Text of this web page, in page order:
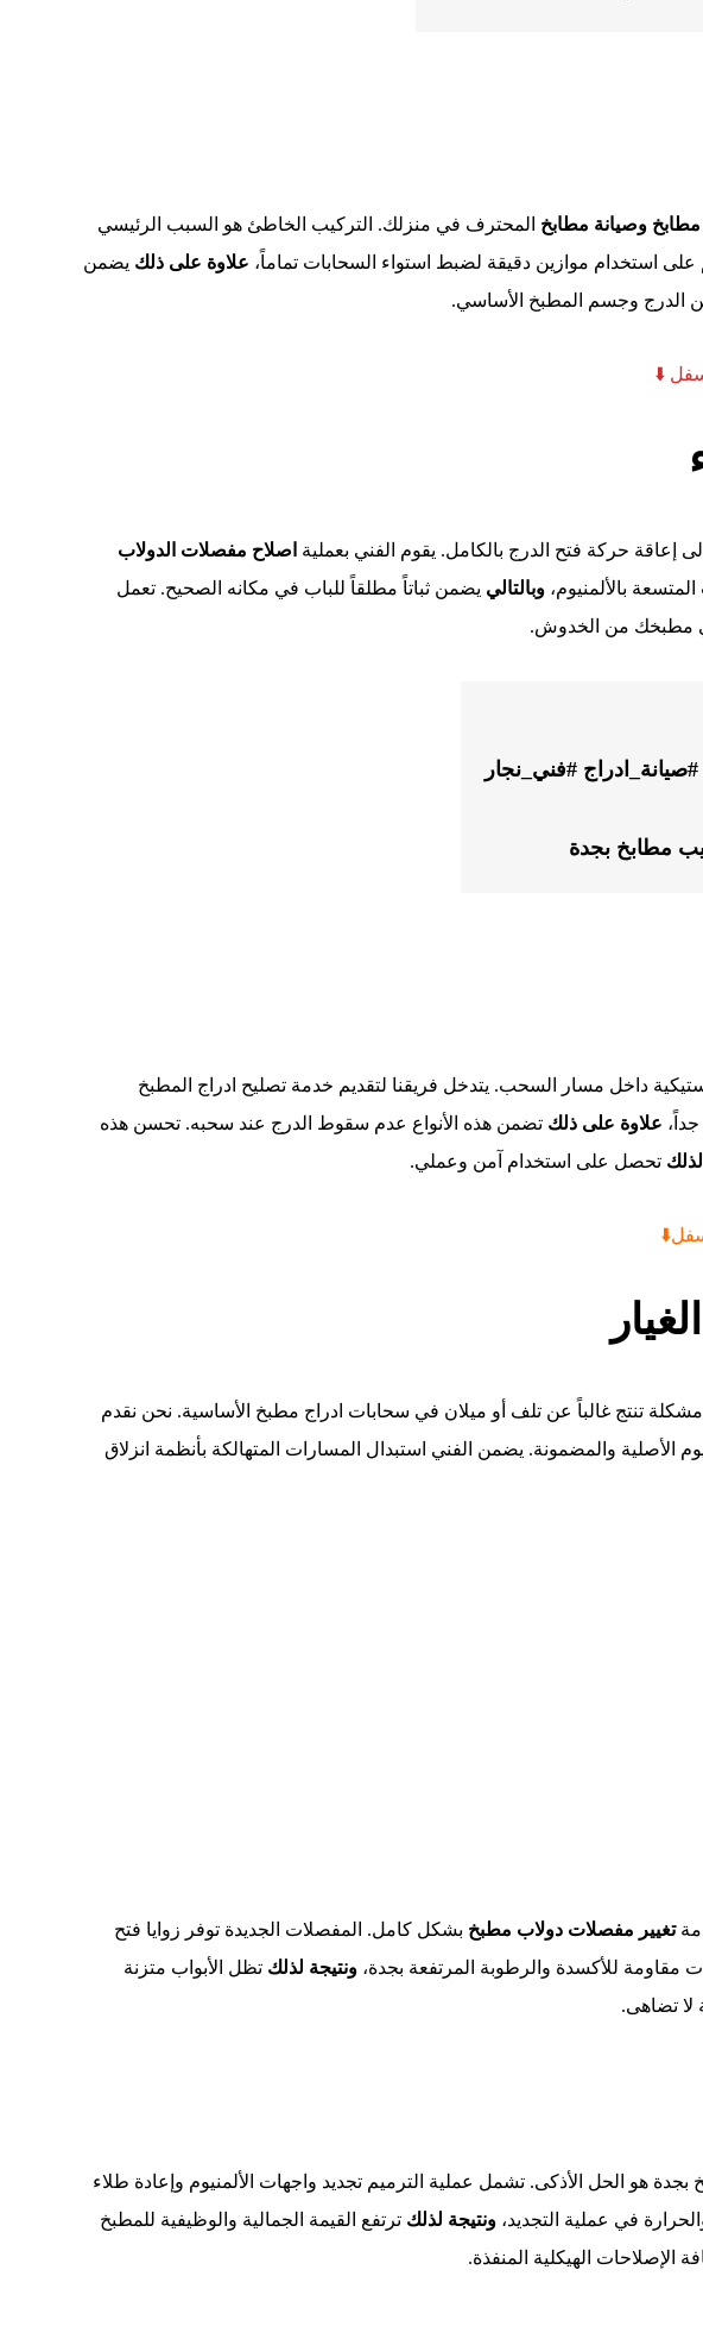
وصيانة مطابخ المحترف في منزلك. التركيب الخاطئ هو السبب الرئيسي
على استخدام موازين دقيقة لضبط استواء السحابات تماماً، علاوة على ذلك يضمن
الدرج وجسم المطبخ الأساسي.
⬇️
إعاقة حركة فتح الدرج بالكامل. يقوم الفني بعملية اصلاح مفصلات الدولاب
بالألمنيوم،وبالتالي يضمن ثباتاً مطلقاً للباب في مكانه الصحيح. تعمل
مطبخك من الخدوش.
#صيانة_ادراج #فني_نجار
مطابخ بجدة
داخل مسار السحب. يتدخل فريقنا لتقديم خدمة تصليح ادراج المطبخ
علاوة على ذلك تضمن هذه الأنواع عدم سقوط الدرج عند سحبه. تحسن هذه
تحصل على استخدام آمن وعملي.
تنتج غالباً عن تلف أو ميلان في سحابات ادراج مطبخ الأساسية. نحن نقدم
والمضمونة. يضمن الفني استبدال المسارات المتهالكة بأنظمة انزلاق
تغيير مفصلات دولاب مطبخ بشكل كامل. المفصلات الجديدة توفر زوايا فتح
مقاومة للأكسدة والرطوبة المرتفعة بجدة،ونتيجة لذلك تظل الأبواب متزنة
تضاهى.
هو الحل الأذكى. تشمل عملية الترميم تجديد واجهات الألمنيوم وإعادة طلاء
في عملية التجديد،ونتيجة لذلك ترتفع القيمة الجمالية والوظيفية للمطبخ
الإصلاحات الهيكلية المنفذة.